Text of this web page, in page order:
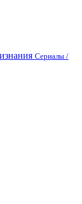
Сериалы /